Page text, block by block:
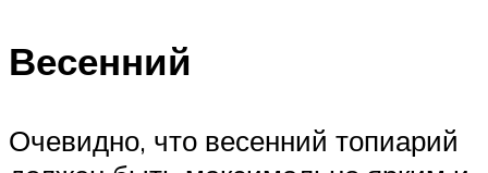
Весенний
Очевидно, что весенний топиарий